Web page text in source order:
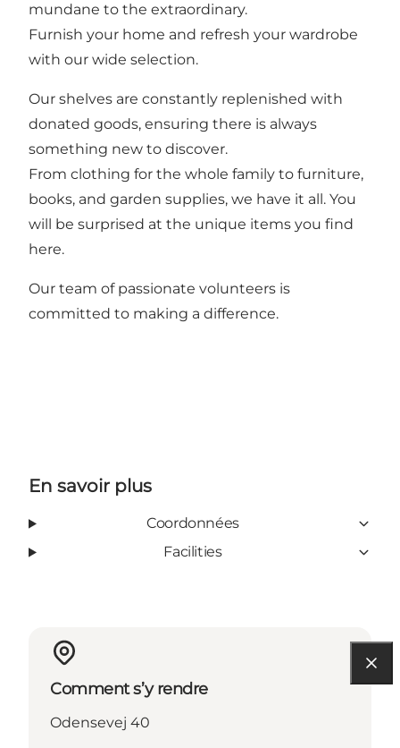
mundane to the extraordinary.
Furnish your home and refresh your wardrobe
with our wide selection.
Our shelves are constantly replenished with
donated goods, ensuring there is always
something new to discover.
From clothing for the whole family to furniture,
books, and garden supplies, we have it all. You
will be surprised at the unique items you find
here.
Our team of passionate volunteers is
committed to making a difference.
En savoir plus
Coordonnées
Facilities
Comment s’y rendre
Odensevej 40